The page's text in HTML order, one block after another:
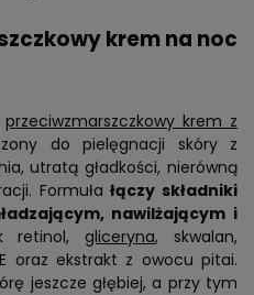
krem na noc
przeciwzmarszczkowy krem z
do pielęgnacji skóry z
utratą gładkości, nierówną
Formułałączy składniki
nawilżającym i
retinol, gliceryna, skwalan,
oraz ekstrakt z owocu pitai.
jeszcze głębiej, a przy tym